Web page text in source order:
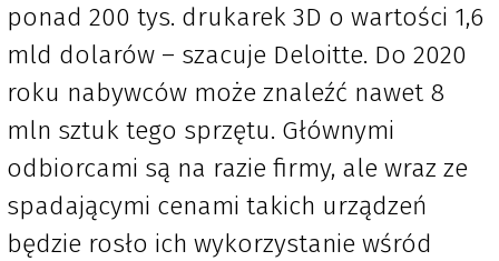
ponad 200 tys. drukarek 3D o wartości 1,6
mld dolarów – szacuje Deloitte. Do 2020
roku nabywców może znaleźć nawet 8
mln sztuk tego sprzętu. Głównymi
odbiorcami są na razie firmy, ale wraz ze
spadającymi cenami takich urządzeń
będzie rosło ich wykorzystanie wśród